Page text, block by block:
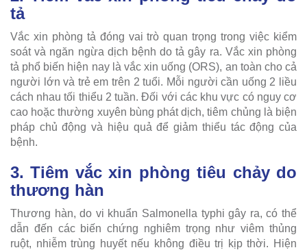
tả
Vắc xin phòng tả đóng vai trò quan trọng trong việc kiểm
soát và ngăn ngừa dịch bệnh do tả gây ra. Vắc xin phòng
tả phổ biến hiện nay là vắc xin uống (ORS), an toàn cho cả
người lớn và trẻ em trên 2 tuổi. Mỗi người cần uống 2 liều
cách nhau tối thiểu 2 tuần. Đối với các khu vực có nguy cơ
cao hoặc thường xuyên bùng phát dịch, tiêm chủng là biện
pháp chủ động và hiệu quả để giảm thiểu tác động của
bệnh.
3. Tiêm vắc xin phòng tiêu chảy do
thương hàn
Thương hàn, do vi khuẩn Salmonella typhi gây ra, có thể
dẫn đến các biến chứng nghiêm trọng như viêm thủng
ruột, nhiễm trùng huyết nếu không điều trị kịp thời. Hiện